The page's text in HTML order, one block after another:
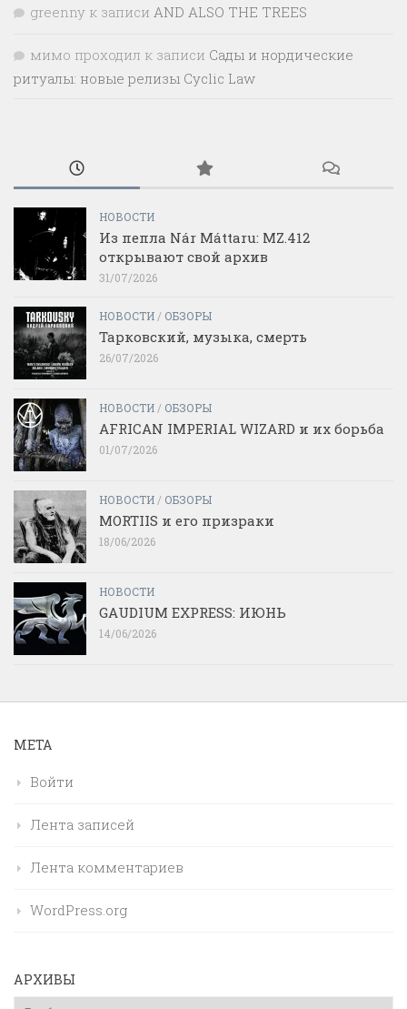
greenny к записи AND ALSO THE TREES
мимо проходил к записи Сады и нордические
ритуалы: новые релизы Cyclic Law
НОВОСТИ
Из пепла Nár Máttaru: MZ.412
открывают свой архив
31/07/2026
НОВОСТИ / ОБЗОРЫ
Тарковский, музыка, смерть
26/07/2026
НОВОСТИ / ОБЗОРЫ
AFRICAN IMPERIAL WIZARD и их борьба
01/07/2026
НОВОСТИ / ОБЗОРЫ
MORTIIS и его призраки
18/06/2026
НОВОСТИ
GAUDIUM EXPRESS: ИЮНЬ
14/06/2026
МЕТА
Войти
Лента записей
Лента комментариев
WordPress.org
АРХИВЫ